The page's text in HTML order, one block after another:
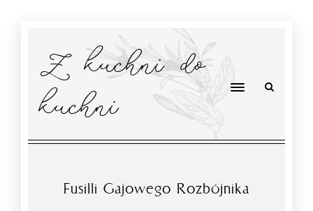
Z kuchni do
kuchni
Fusilli Gajowego Rozbójnika